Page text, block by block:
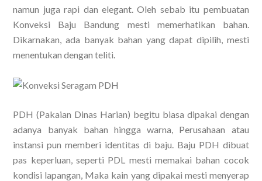
namun juga rapi dan elegant. Oleh sebab itu pembuatan
Konveksi Baju Bandung mesti memerhatikan bahan.
Dikarnakan, ada banyak bahan yang dapat dipilih, mesti
menentukan dengan teliti.
PDH (Pakaian Dinas Harian) begitu biasa dipakai dengan
adanya banyak bahan hingga warna, Perusahaan atau
instansi pun memberi identitas di baju. Baju PDH dibuat
pas keperluan, seperti PDL mesti memakai bahan cocok
kondisi lapangan, Maka kain yang dipakai mesti menyerap